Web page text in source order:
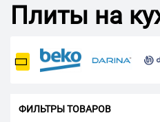
Плиты на
ФИЛЬТРЫ ТОВАРОВ